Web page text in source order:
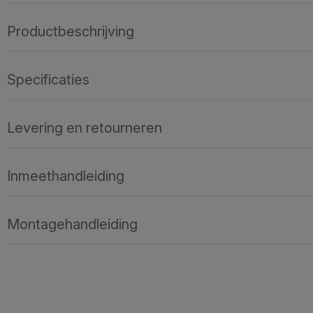
Productbeschrijving
Specificaties
Levering en retourneren
Inmeethandleiding
Montagehandleiding